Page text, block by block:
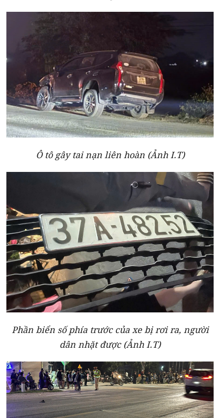
Ô tô gây tai nạn liên hoàn (Ảnh I.T)
Phần biển số phía trước của xe bị rơi ra, người
dân nhặt được (Ảnh I.T)